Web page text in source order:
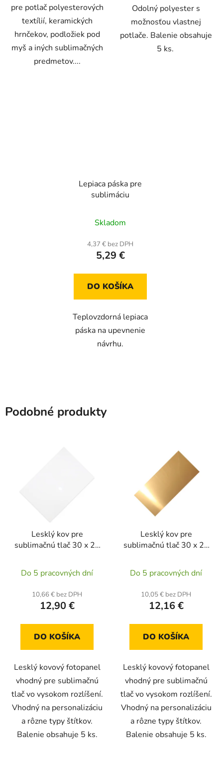
pre potlač polyesterových
textílií, keramických
hrnčekov, podložiek pod
myš a iných sublimačných
predmetov....
Odolný polyester s
možnosťou vlastnej
potlače. Balenie obsahuje
5 ks.
Lepiaca páska pre
sublimáciu
hodnotenie
produktu
je
z
Skladom
4,37 € bez DPH
5,29 €
DO KOŠÍKA
Teplovzdorná lepiaca
páska na upevnenie
návrhu.
Podobné produkty
Lesklý kov pre
sublimačnú tlač 30 x 20
Do 5 pracovných dní
10,66 € bez DPH
12,90 €
DO KOŠÍKA
Lesklý kovový fotopanel
vhodný pre sublimačnú
tlač vo vysokom rozlíšení.
Vhodný na personalizáciu
a rôzne typy štítkov.
Balenie obsahuje 5 ks.
Lesklý kov pre
sublimačnú tlač 30 x 20
Do 5 pracovných dní
10,05 € bez DPH
12,16 €
DO KOŠÍKA
Lesklý kovový fotopanel
vhodný pre sublimačnú
tlač vo vysokom rozlíšení.
Vhodný na personalizáciu
a rôzne typy štítkov.
Balenie obsahuje 5 ks.